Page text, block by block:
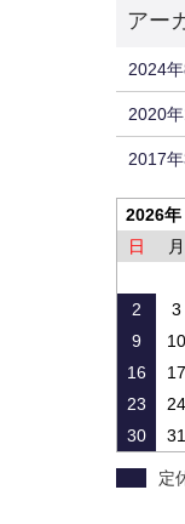
2024年
2020
2017年
2026年
日
月
2
3
9
10
16
17
23
24
30
31
定